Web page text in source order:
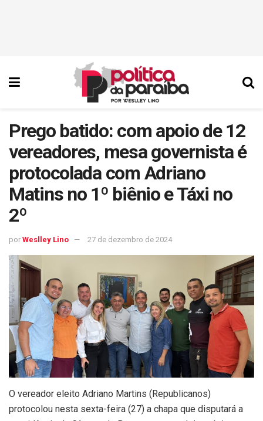
Prego batido: com apoio de 12
vereadores, mesa governista é
protocolada com Adriano
Matins no 1º biênio e Táxi no
2º
por Weslley Lino 27 de dezembro de 2024
O vereador eleito Adriano Martins (Republicanos)
protocolou nesta sexta-feira (27) a chapa que disputará a